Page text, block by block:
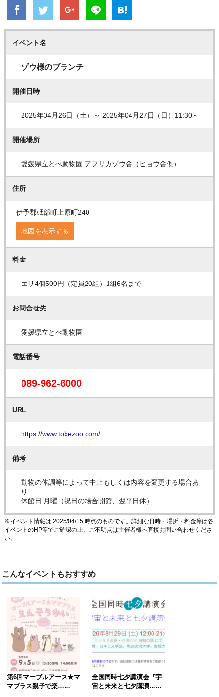
イベント名
ゾウ様のブランチ
開催日時
2025年04月26日（土）～ 2025年04月27日（日）11:30～
開催場所
愛媛県立とべ動物園 アフリカゾウ舎（ヒョウ舎側）
住所
伊予郡砥部町上原町240
地図を表示する
料金
エサ4個500円（定員20組）1組6名まで
お問合せ先
愛媛県立とべ動物園
電話番号
089-962-6000
URL
https://www.tobezoo.com/
備考
動物の体調等によって中止もしくは内容を変更する場合あ
り
休館日:月曜（祝日の場合開館、翌平日休）
※イベント情報は 2025/04/15 時点のものです。詳細な日時・場所・料金等は各
イベントのHP等でご確認の上、ご不明点は主催者様へ直接お問い合わせくださ
い。
こんなイベントもおすすめ
第6回マーブルアース★マ
マブラス親子で楽……
全国同時七夕講演会『宇
宙と未来と七夕講演……